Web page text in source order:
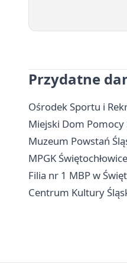
Przydatne
Ośrodek Sportu i
Miejski Dom Pomocy
Muzeum Powstań
MPGK
Filia nr 1 MBP w
Centrum Kultury